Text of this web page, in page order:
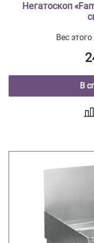
Негатоскоп
Вес
В